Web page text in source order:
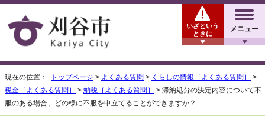
メニュー
いざという
ときに
現在の位置： トップページ > よくある質問 > くらしの情報［よくある質問］
>
税金［よくある質問］
> 納税［よくある質問］
> 滞納処分の決定内容について不
服のある場合、どの様に不服を申立てることができますか？